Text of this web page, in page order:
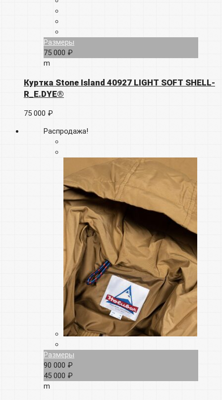
Размеры
75 000 ₽
m
Куртка Stone Island 40927 LIGHT SOFT SHELL-
R_E.DYE®
75 000 ₽
Распродажа!
Размеры
90 000 ₽
45 000 ₽
m